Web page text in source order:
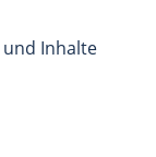
Inhalte